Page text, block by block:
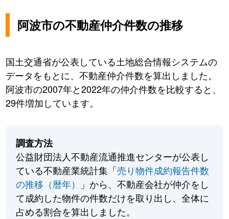
阿波市の不動産仲介件数の推移
国土交通省が公表している土地総合情報システムの
データをもとに、不動産仲介件数を算出しました。
阿波市の2007年と2022年の仲介件数を比較すると、
29件増加しています。
調査方法
公益財団法人不動産流通推進センターが公表し
ている不動産業統計集「売り物件成約報告件数
の推移（暦年）
」から、不動産会社が仲介をし
て成約した物件の件数だけを取り出し、全体に
占める割合を算出しました。